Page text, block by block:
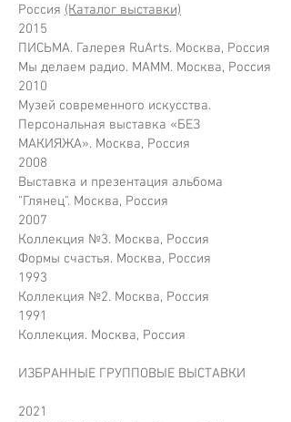
Россия (Каталог выставки)
2015
ПИСЬМА. Галерея RuArts. Москва, Россия
Мы делаем радио. МАММ. Москва, Россия
2010
Музей современного искусства.
Персональная выставка «БЕЗ
МАКИЯЖА». Москва, Россия
2008
Выставка и презентация альбома
"Глянец". Москва, Россия
2007
Коллекция №3. Москва, Россия
Формы счастья. Москва, Россия
1993
Коллекция №2. Москва, Россия
1991
Коллекция. Москва, Россия
ИЗБРАННЫЕ ГРУППОВЫЕ ВЫСТАВКИ
2021